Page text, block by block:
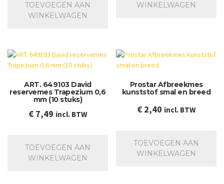
TOEVOEGEN AAN
WINKELWAGEN
WINKELWAGEN
ART. 649103 David
reservemes Trapezium 0,6
mm (10 stuks)
€7,49 incl. BTW
TOEVOEGEN AAN
WINKELWAGEN
Prostar Afbreekmes
kunststof smal en breed
€ 2,40 incl. BTW
TOEVOEGEN AAN
WINKELWAGEN